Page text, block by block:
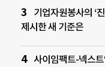
기업자원봉사의 ‘
제시한 새 기준은
사이임팩트-넥스